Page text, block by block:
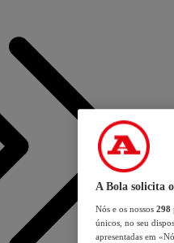
A Bola solicita
Nós e os nossos 298
únicos, no seu
apresentadas em